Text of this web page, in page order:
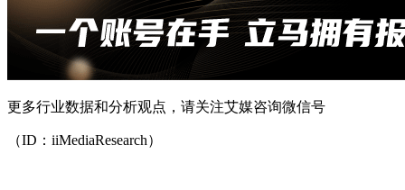
更多行业数据和分析观点，请关注艾媒咨询微信号
（ID：iiMediaResearch）